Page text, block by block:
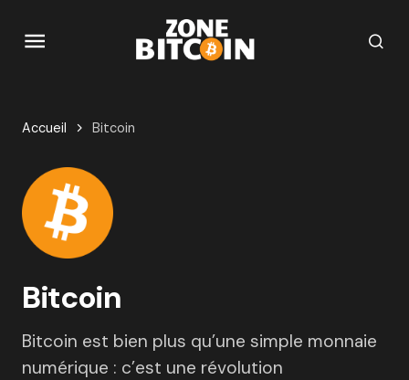
Accueil Bitcoin
Bitcoin
Bitcoin est bien plus qu’une simple monnaie
numérique : c’est une révolution